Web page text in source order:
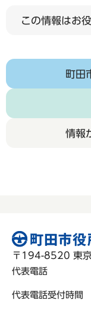
この情報はお
町田
情報
〒194-8520 東
代表電話
代表電話受付時間